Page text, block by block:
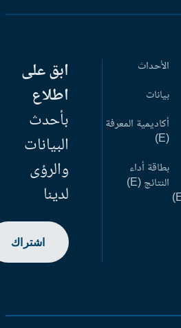
الأحداث
بيانات
أكاديمية المعرفة
بطاقة أداء
النتائج (E)
ابق على
اطلاع
بأحدث
البيانات
والرؤى
لدينا
اشتراك